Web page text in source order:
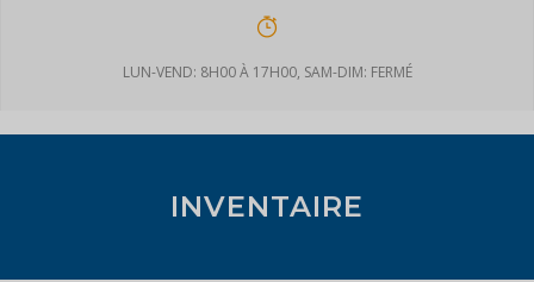
LUN-VEND: 8H00 À 17H00, SAM-DIM: FERMÉ
INVENTAIRE